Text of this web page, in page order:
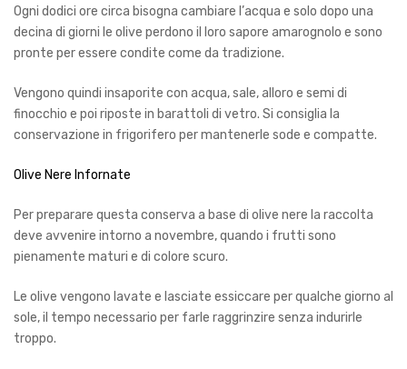
Ogni dodici ore circa bisogna cambiare l ’acqua e solo dopo una
decina di giorni le olive perdono il loro sapore amarognolo e sono
pronte per essere condite come da tradizione.
Vengono quindi insaporite con acqua, sale, alloro e semi di
finocchio e poi riposte in barattoli di vetro. Si consiglia la
conservazione in frigorifero per mantenerle sode e compatte.
Olive Nere Infornate
Per preparare questa conserva a base di olive nere la raccolta
deve avvenire intorno a novembre, quando i frutti sono
pienamente maturi e di colore scuro.
Le olive vengono lavate e lasciate essiccare per qualche giorno al
sole, il tempo necessario per farle raggrinzire senza indurirle
troppo.